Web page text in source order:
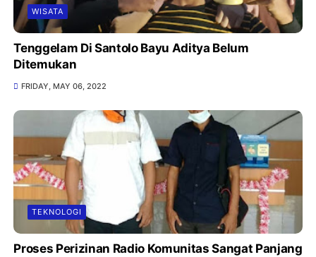
WISATA
Tenggelam Di Santolo Bayu Aditya Belum
Ditemukan
FRIDAY, MAY 06, 2022
TEKNOLOGI
Proses Perizinan Radio Komunitas Sangat Panjang